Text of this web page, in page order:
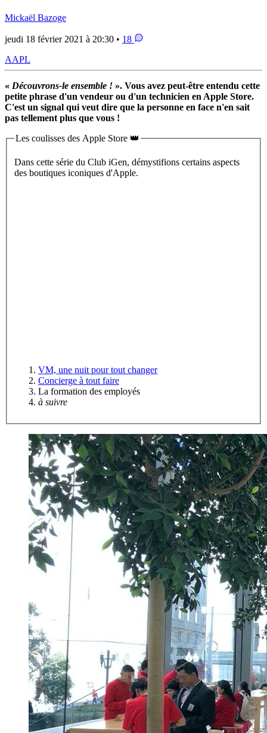
Mickaël Bazoge
jeudi 18 février 2021 à 20:30 • 18
AAPL
« Découvrons-le ensemble ! ». Vous avez peut-être entendu cette
petite phrase d'un vendeur ou d'un technicien en Apple Store.
C'est un signal qui veut dire que la personne en face n'en sait
pas tellement plus que vous !
Les coulisses des Apple Store 👑
Dans cette série du Club iGen, démystifions certains aspects
des boutiques iconiques d'Apple.
VM, une nuit pour tout changer
Concierge à tout faire
La formation des employés
à suivre